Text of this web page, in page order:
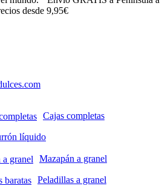
desde 9,95€
Cajas completas
líquido
Mazapán a granel
Peladillas a granel